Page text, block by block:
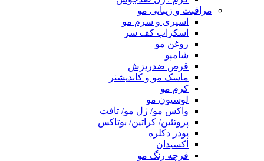
مراقبت و زیبایی مو
اسپری و سرم مو
اسکراب کف سر
روغن مو
شامپو
قرص ضدریزش
ماسک مو و کاندیشنر
کرم مو
لوسیون مو
واکس مو/ ژل مو/ تافت
پروتئین/ کراتین/ بوتاکس
پودر دکلره
اکسیدان
فرچه رنگ مو